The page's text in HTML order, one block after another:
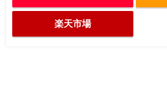
楽天市場